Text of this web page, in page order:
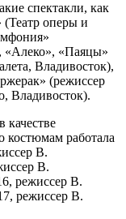
спектакли, как
оперы и
«Алеко», «Паяцы»
Владивосток),
(режиссер
Владивосток).
качестве
костюмам работала
В.
В.
режиссер В.
режиссер В.